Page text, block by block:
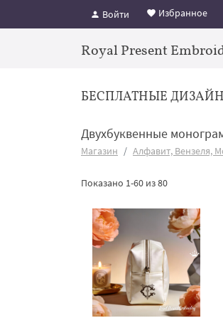
Войти Избранное
Royal Present
БЕСПЛАТНЫЕ
Двухбуквенные
Магазин Алфавит, Вензеля,
Показано 1-60 из 80